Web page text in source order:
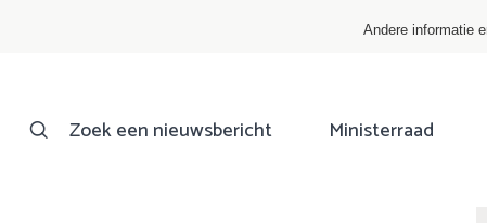
Andere informatie
Zoek een nieuwsbericht Ministerraad